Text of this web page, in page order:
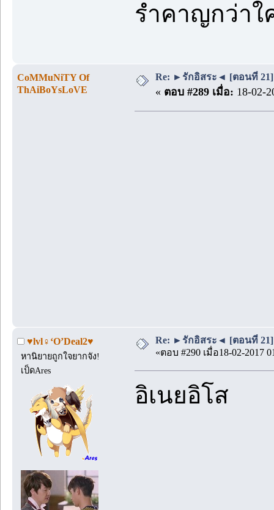
รำคาญกว่าใ
CoMMuNiTY Of
ThAiBoYsLoVE
Re: ►รักอิสระ◄ [ตอนที่ 21]
« ตอบ #289 เมื่อ: 18-02-
♥lvl♀‘O’Deal2♥
หานิยายถูกใจยากจัง!
เป็ดAres
Re: ►รักอิสระ◄ [ตอนที่ 21]
«ตอบ #290 เมื่อ18-02-2017
อิเนยอิโส